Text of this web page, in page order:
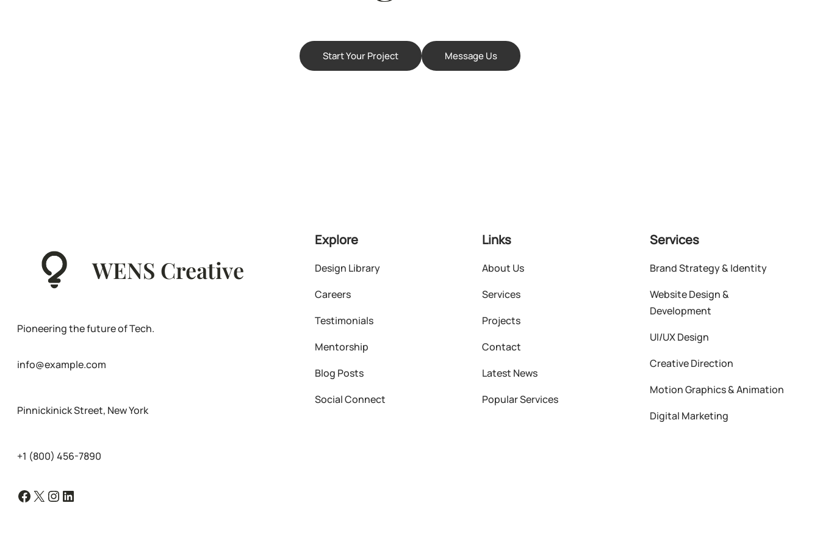
Start Your Project Message Us
WENS Creative
Pioneering the future of Tech.
info@example.com
Pinnickinick Street, New York
+1 (800) 456-7890
Facebook X Instagram LinkedIn
Explore
Design Library
Careers
Testimonials
Mentorship
Blog Posts
Social Connect
Links
About Us
Services
Projects
Contact
Latest News
Popular Services
Services
Brand Strategy & Identity
Website Design &
Development
UI/UX Design
Creative Direction
Motion Graphics & Animation
Digital Marketing